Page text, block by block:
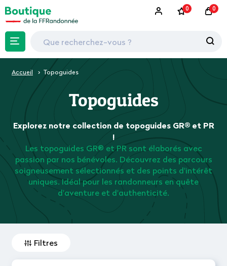
0 0
Accueil Topoguides
Topoguides
Explorez notre collection de topoguides GR® et PR
!
Les topoguides GR® et PR sont élaborés avec
passion par nos bénévoles. Découvrez des parcours
soigneusement sélectionnés et des points d'intérêt
uniques. Idéal pour les randonneurs en quête
d'aventure et d'authenticité.
Filtres